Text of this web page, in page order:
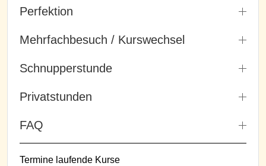
Perfektion
Mehrfachbesuch / Kurswechsel
Schnupperstunde
Privatstunden
FAQ
Termine laufende Kurse